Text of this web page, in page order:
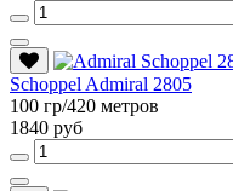
Schoppel Admiral 2805
100 гр/420 метров
1840 руб